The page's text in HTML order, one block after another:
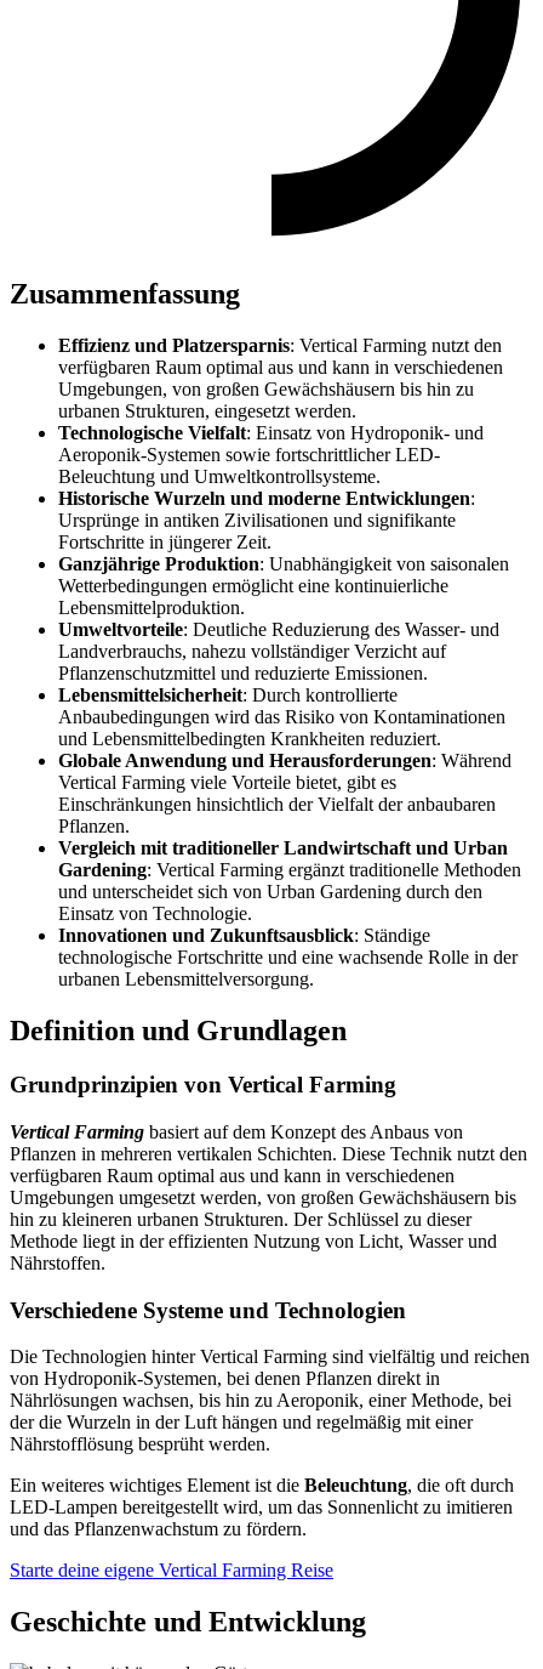
Zusammenfassung
Effizienz und Platzersparnis: Vertical Farming nutzt den
verfügbaren Raum optimal aus und kann in verschiedenen
Umgebungen, von großen Gewächshäusern bis hin zu
urbanen Strukturen, eingesetzt werden.
Technologische Vielfalt: Einsatz von Hydroponik- und
Aeroponik-Systemen sowie fortschrittlicher LED-
Beleuchtung und Umweltkontrollsysteme.
Historische Wurzeln und moderne Entwicklungen:
Ursprünge in antiken Zivilisationen und signifikante
Fortschritte in jüngerer Zeit.
Ganzjährige Produktion: Unabhängigkeit von saisonalen
Wetterbedingungen ermöglicht eine kontinuierliche
Lebensmittelproduktion.
Umweltvorteile: Deutliche Reduzierung des Wasser- und
Landverbrauchs, nahezu vollständiger Verzicht auf
Pflanzenschutzmittel und reduzierte Emissionen.
Lebensmittelsicherheit: Durch kontrollierte
Anbaubedingungen wird das Risiko von Kontaminationen
und Lebensmittelbedingten Krankheiten reduziert.
Globale Anwendung und Herausforderungen: Während
Vertical Farming viele Vorteile bietet, gibt es
Einschränkungen hinsichtlich der Vielfalt der anbaubaren
Pflanzen.
Vergleich mit traditioneller Landwirtschaft und Urban
Gardening: Vertical Farming ergänzt traditionelle Methoden
und unterscheidet sich von Urban Gardening durch den
Einsatz von Technologie.
Innovationen und Zukunftsausblick: Ständige
technologische Fortschritte und eine wachsende Rolle in der
urbanen Lebensmittelversorgung.
Definition und Grundlagen
Grundprinzipien von Vertical Farming
Vertical Farming basiert auf dem Konzept des Anbaus von
Pflanzen in mehreren vertikalen Schichten. Diese Technik nutzt den
verfügbaren Raum optimal aus und kann in verschiedenen
Umgebungen umgesetzt werden, von großen Gewächshäusern bis
hin zu kleineren urbanen Strukturen. Der Schlüssel zu dieser
Methode liegt in der effizienten Nutzung von Licht, Wasser und
Nährstoffen.
Verschiedene Systeme und Technologien
Die Technologien hinter Vertical Farming sind vielfältig und reichen
von Hydroponik-Systemen, bei denen Pflanzen direkt in
Nährlösungen wachsen, bis hin zu Aeroponik, einer Methode, bei
der die Wurzeln in der Luft hängen und regelmäßig mit einer
Nährstofflösung besprüht werden.
Ein weiteres wichtiges Element ist die Beleuchtung, die oft durch
LED-Lampen bereitgestellt wird, um das Sonnenlicht zu imitieren
und das Pflanzenwachstum zu fördern.
Starte deine eigene Vertical Farming Reise
Geschichte und Entwicklung